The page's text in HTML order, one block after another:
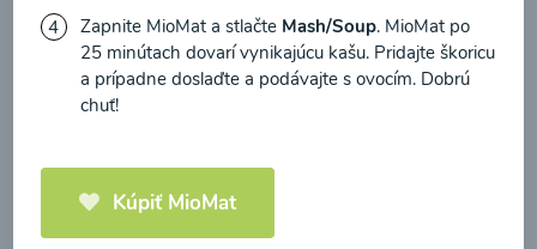
Kaše
Zapnite MioMat a stlačte Mash/Soup. MioMat po
25 minútach dovarí vynikajúcu kašu. Pridajte škoricu
a prípadne doslaďte a podávajte s ovocím. Dobrú
chuť!
Kúpiť MioMat